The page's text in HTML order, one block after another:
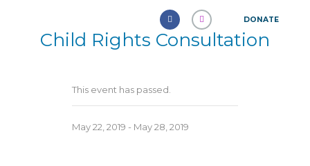
DONATE
Child Rights Consultation
This event has passed.
May 22, 2019 - May 28, 2019